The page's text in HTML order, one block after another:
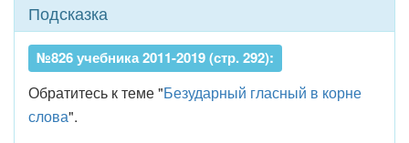
Подсказка
№826 учебника 2011-2019 (стр. 292):
Обратитесь к теме "Безударный гласный в корне
слова".